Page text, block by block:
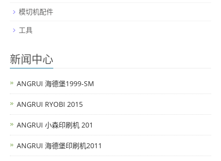
模切机配件
工具
新闻中心
ANGRUI 海德堡1999-SM
ANGRUI RYOBI 2015
ANGRUI 小森印刷机 201
ANGRUI 海德堡印刷机2011